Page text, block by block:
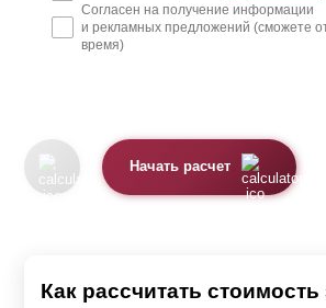
Согласен на получение информации
и рекламных предложений (сможете
время)
Начать расчет
Как рассчитать стоимость